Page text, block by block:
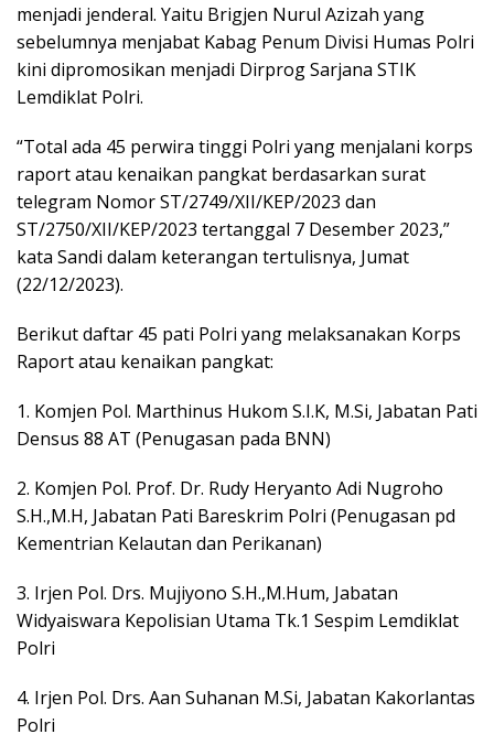
menjadi jenderal. Yaitu Brigjen Nurul Azizah yang
sebelumnya menjabat Kabag Penum Divisi Humas Polri
kini dipromosikan menjadi Dirprog Sarjana STIK
Lemdiklat Polri.
“Total ada 45 perwira tinggi Polri yang menjalani korps
raport atau kenaikan pangkat berdasarkan surat
telegram Nomor ST/2749/XII/KEP/2023 dan
ST/2750/XII/KEP/2023 tertanggal 7 Desember 2023,”
kata Sandi dalam keterangan tertulisnya, Jumat
(22/12/2023).
Berikut daftar 45 pati Polri yang melaksanakan Korps
Raport atau kenaikan pangkat:
1. Komjen Pol. Marthinus Hukom S.I.K, M.Si, Jabatan Pati
Densus 88 AT (Penugasan pada BNN)
2. Komjen Pol. Prof. Dr. Rudy Heryanto Adi Nugroho
S.H.,M.H, Jabatan Pati Bareskrim Polri (Penugasan pd
Kementrian Kelautan dan Perikanan)
3. Irjen Pol. Drs. Mujiyono S.H.,M.Hum, Jabatan
Widyaiswara Kepolisian Utama Tk.1 Sespim Lemdiklat
Polri
4. Irjen Pol. Drs. Aan Suhanan M.Si, Jabatan Kakorlantas
Polri